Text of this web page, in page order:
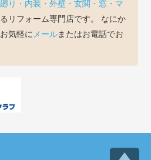
り・内装・外壁・玄関・窓・マ
リフォーム専門店です。 なにか
気軽に メールまたはお電話でお